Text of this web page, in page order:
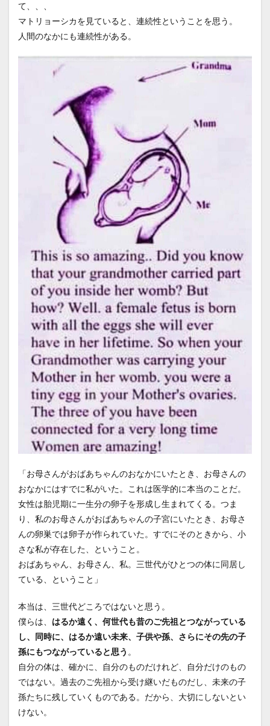
て、、、
マトリョーシカを見ていると、連続性ということを思う。
人間のなかにも連続性がある。
「お母さんがおばあちゃんのおなかにいたとき、お母さんの
おなかにはすでに私がいた。これは医学的に本当のことだ。
女性は胎児期に一生分の卵子を形成し生まれてくる。つま
り、私のお母さんがおばあちゃんの子宮にいたとき、お母さ
んの卵巣では卵子が作られていた。すでにそのときから、小
さな私が存在した、ということ。
おばあちゃん、お母さん、私。三世代がひとつの体に同居し
ている、ということ」
本当は、三世代どころではないと思う。
僕らは、 はるか遠く、何世代も昔のご先祖とつながっている
し、同時に、はるか遠い未来、子供や孫、さらにその先の子
孫にもつながっていると思う 。
自分の体は、確かに、自分のものだけれど、自分だけのもの
ではない。過去のご先祖から受け継いだものだし、未来の子
孫たちに残していくものである。だから、大切にしないとい
けない。